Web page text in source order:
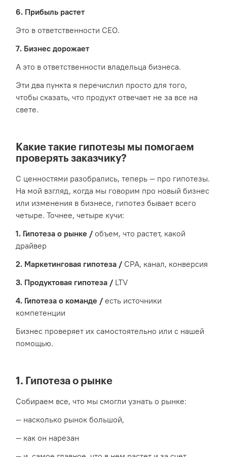
6. Прибыль растет
Это в ответственности CEO.
7. Бизнес дорожает
А это в ответственности владельца бизнеса.
Эти два пункта я перечислил просто для того,
чтобы сказать, что продукт отвечает не за все на
свете.
Какие такие гипотезы мы помогаем
проверять заказчику?
С ценностями разобрались, теперь — про гипотезы.
На мой взгляд, когда мы говорим про новый бизнес
или изменения в бизнесе, гипотез бывает всего
четыре. Точнее, четыре кучи:
1. Гипотеза о рынке / объем, что растет, какой
драйвер
2. Маркетинговая гипотеза / СРА, канал, конверсия
3. Продуктовая гипотеза / LTV
4. Гипотеза о команде / есть источники
компетенции
Бизнес проверяет их самостоятельно или с нашей
помощью.
1. Гипотеза о рынке
Собираем все, что мы смогли узнать о рынке:
— насколько рынок большой,
— как он нарезан